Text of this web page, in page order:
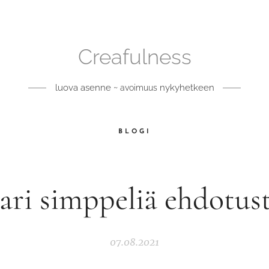
Creafulness
luova asenne ~ avoimuusnykyhetkeen
BLOGI
simppeliä
07.08.2021